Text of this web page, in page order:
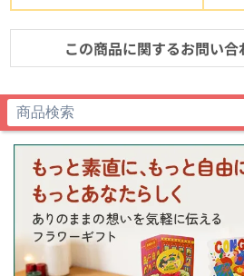
この商品に関するお問い合